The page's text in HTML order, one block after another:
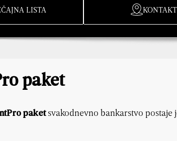
LISTA KONTAKT
paket
paket svakodnevno bankarstvo